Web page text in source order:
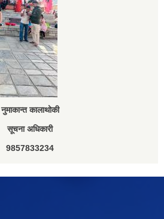
नुमाकान्त कालाथोकी
सूचना अधिकारी
9857833234